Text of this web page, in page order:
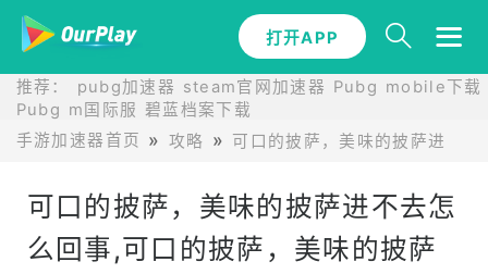
打开APP
推荐： pubg加速器 steam官网加速器 Pubg mobile下载
Pubg m国际服 碧蓝档案下载
手游加速器首页
攻略 可口的披萨，美味的披萨进不
可口的披萨，美味的披萨进不去怎
么回事,可口的披萨，美味的披萨